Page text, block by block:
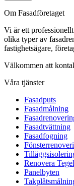
Om Fasadföretaget
Vi är ett
olika typer av
fastighetsägare,
Välkommen att
Våra tjänster
Fasadputs
Fasadmålning
Fasadtvättning
Fasadfogning
Renovera
Panelbyten